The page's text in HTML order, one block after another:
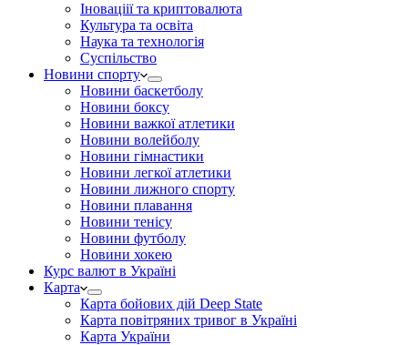
Іноваціії та криптовалюта
Культура та освіта
Наука та технологія
Суспільство
Новини спорту
Новини баскетболу
Новини боксу
Новини важкої атлетики
Новини волейболу
Новини гімнастики
Новини легкої атлетики
Новини лижного спорту
Новини плавання
Новини тенісу
Новини футболу
Новини хокею
Курс валют в Україні
Карта
Карта бойових дій Deep State
Карта повітряних тривог в Україні
Карта України